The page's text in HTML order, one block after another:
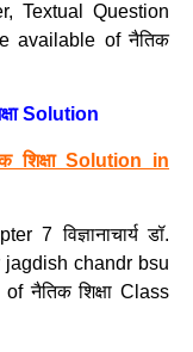
Textual Question
available of नैतिक
Solution
शिक्षा Solution in
विज्ञानाचार्य डॉ.
jagdish chandr bsu
नैतिक शिक्षा Class